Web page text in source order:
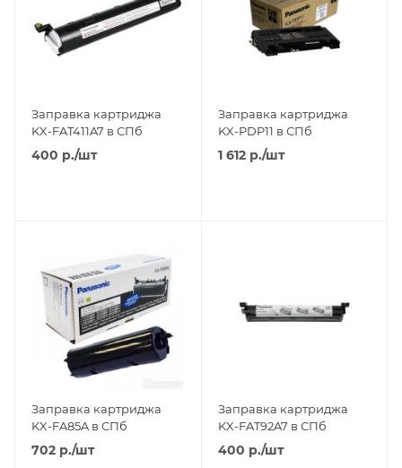
Заправка картриджа
KX-FAT411A7 в СПб
400 р./шт
Заправка картриджа
KX-PDP11 в СПб
1 612р./шт
Заправка картриджа
KX-FA85A в СПб
702 р./шт
Заправка картриджа
KX-FAT92A7 в СПб
400 р./шт